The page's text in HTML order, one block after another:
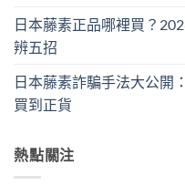
日本藤素正品哪裡買？
辨五招
日本藤素詐騙手法大公開
買到正貨
熱點關注